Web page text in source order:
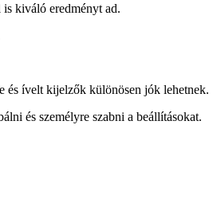
is kiváló eredményt ad.
és ívelt kijelzők különösen jók lehetnek.
és személyre szabni a beállításokat.